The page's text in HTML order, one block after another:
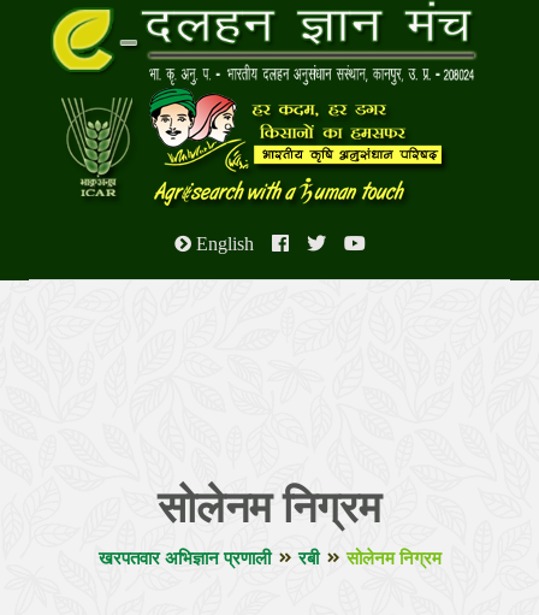
English
सोलेनम निग्रम
खरपतवार अभिज्ञान प्रणाली रबी सोलेनम निग्रम